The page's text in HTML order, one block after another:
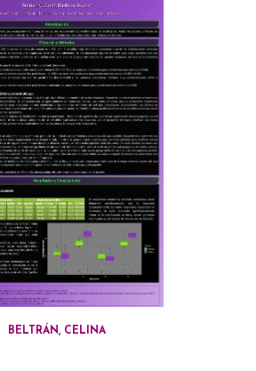
BELTRÁN, CELINA